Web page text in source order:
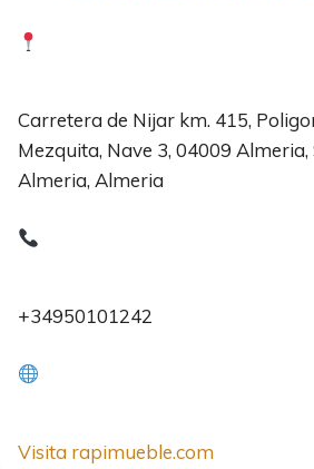
Carretera de Nijar km. 415,
Mezquita, Nave 3, 04009 Almeria,
Almeria, Almeria
+34950101242
Visita rapimueble.com